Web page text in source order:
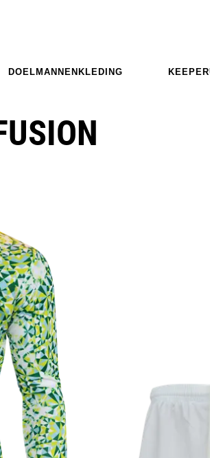
DOELMANNENKLEDING